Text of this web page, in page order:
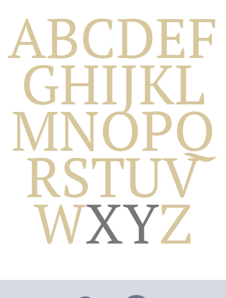
Biografico
ABCDEF
GHIJKL
MNOPQ
RSTUV
WXYZ